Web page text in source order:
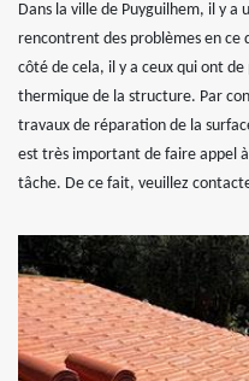
Dans la ville de Puyguilhem, il y
rencontrent des problèmes en
côté de cela, il y a ceux qui ont
thermique de la structure. Par
travaux de réparation de la
est très important de faire appel
tâche. De ce fait, veuillez